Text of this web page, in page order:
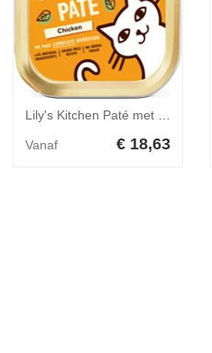
Vanaf € 18,63